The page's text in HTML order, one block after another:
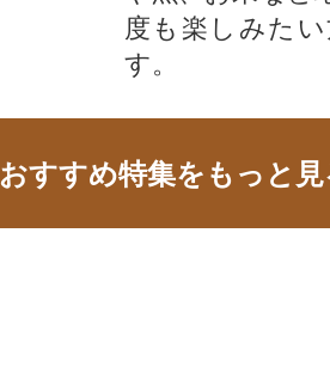
度も楽しみた
す。
おすすめ特集をもっと